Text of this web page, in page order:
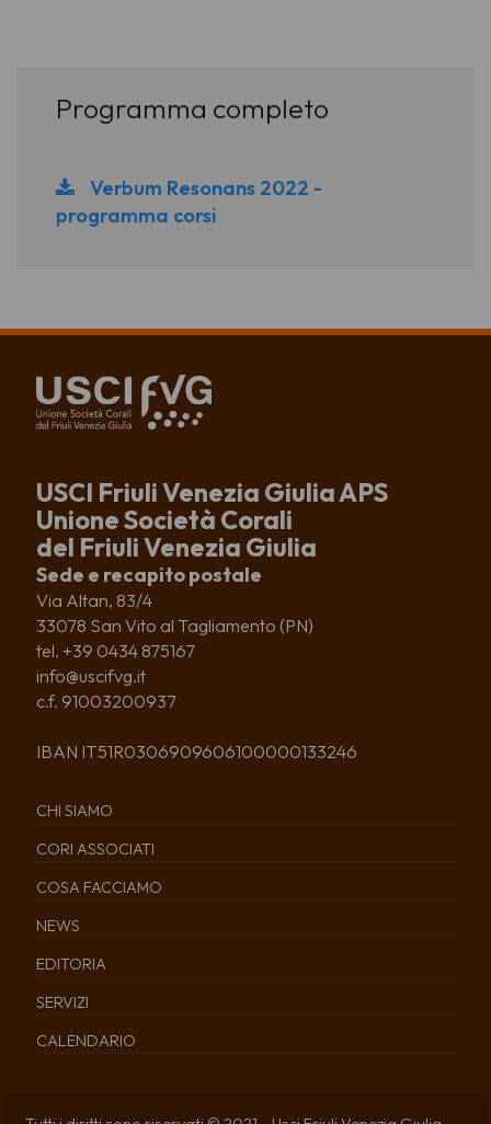
Programma completo
Verbum Resonans 2022 -
programma corsi
USCI Friuli Venezia Giulia APS
Unione Società Corali
del Friuli Venezia Giulia
Sede e recapito postale
Via Altan, 83/4
33078 San Vito al Tagliamento (PN)
tel. +39 0434 875167
info@uscifvg.it
c.f. 91003200937
IBAN IT51R0306909606100000133246
CHI SIAMO
CORI ASSOCIATI
COSA FACCIAMO
NEWS
EDITORIA
SERVIZI
CALENDARIO